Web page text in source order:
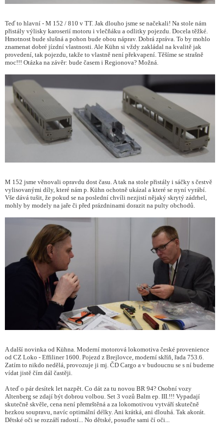
Teď to hlavní - M 152 / 810 v TT. Jak dlouho jsme se načekali! Na stole nám
přistály výlisky karoserií motoru i vlečňáku a odlitky pojezdu. Docela těžké.
Hmotnost bude slušná a pohon bude obou náprav. Dobrá zpráva. To by mohlo
znamenat dobré jízdní vlastnosti. Ale Kühn si vždy zakládal na kvalitě jak
provedení, tak pojezdu, takže to vlastně není překvapení. Těšíme se strašně
moc!!! Otázka na závěr: bude časem i Regionova? Možná.
M 152 jsme věnovali opravdu dost času. A tak na stole přistály i sáčky s čestvě
vylisovanými díly, které nám p. Kühn ochotně ukázal a které se nyní vyrábí.
Vše dává tušit, že pokud se na poslední chvíli nezjistí nějaký skrytý zádrhel,
mohly by modely na jaře či před prázdninami dorazit na pulty obchodů.
A další novinka od Kühna. Moderní motorová lokomotiva české provenience
od CZ Loko - Effiliner 1600. Pojezd z Brejlovce, moderní skříň, řada 753.6.
Zatím to nikdo nedělá, provozuje ji mj. ČD Cargo a v budoucnu se s ní budeme
vídat jistě čím dál častěji.
A teď o pár desítek let nazpět. Co dát za tu novou BR 94? Osobní vozy
Altenberg se zdají být dobrou volbou. Set 3 vozů Balm ep. III.!!! Vypadají
skutečně skvěle, cena není přemrštěná a za lokomotivou vytváří skutečně
hezkou soupravu, navíc optimální délky. Ani krátká, ani dlouhá. Tak akorát.
Dětské oči se rozzáří radostí... No dětské, posuďte sami čí oči...